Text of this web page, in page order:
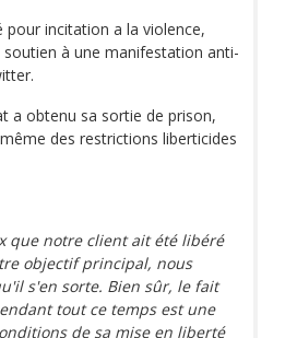
pour incitation a la violence,
à une manifestation anti-
a obtenu sa sortie de prison,
des restrictions liberticides
que notre client ait été libéré
objectif principal, nous
s'en sorte. Bien sûr, le fait
tout ce temps est une
de sa mise en liberté